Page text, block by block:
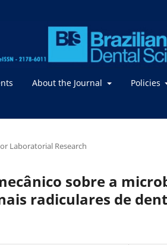
About the Journal Policies
Laboratorial Research
sobre a
radiculares de